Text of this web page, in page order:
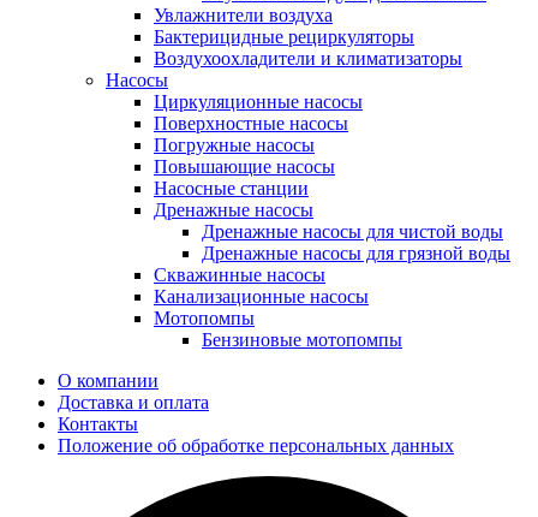
Увлажнители воздуха
Бактерицидные рециркуляторы
Воздухоохладители и климатизаторы
Насосы
Циркуляционные насосы
Поверхностные насосы
Погружные насосы
Повышающие насосы
Насосные станции
Дренажные насосы
Дренажные насосы для чистой воды
Дренажные насосы для грязной воды
Скважинные насосы
Канализационные насосы
Мотопомпы
Бензиновые мотопомпы
О компании
Доставка и оплата
Контакты
Положение об обработке персональных данных